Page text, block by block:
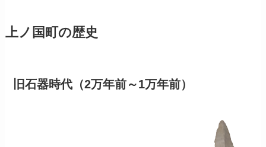
上ノ国町の歴史
旧石器時代（2万年前～1万年前）